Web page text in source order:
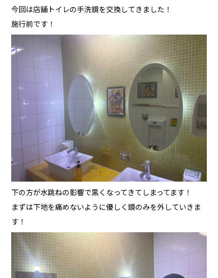
今回は店舗トイレの手洗鏡を交換してきました！
施行前です！
下の方が水跳ねの影響で黒くなってきてしまってます！
まずは下地を痛めないように優しく鏡のみを外していきま
す！